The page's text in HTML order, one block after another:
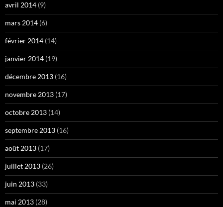
avril 2014 (9)
mars 2014 (6)
février 2014 (14)
janvier 2014 (19)
décembre 2013 (16)
novembre 2013 (17)
octobre 2013 (14)
septembre 2013 (16)
août 2013 (17)
juillet 2013 (26)
juin 2013 (33)
mai 2013 (28)